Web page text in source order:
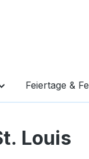
Feiertage &
Louis